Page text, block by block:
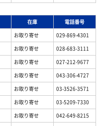
在庫
電話番号
お取り寄せ
029-869-4301
お取り寄せ
028-683-3111
お取り寄せ
027-212-9677
お取り寄せ
043-306-4727
お取り寄せ
03-3526-3571
お取り寄せ
03-5209-7330
お取り寄せ
042-649-8215